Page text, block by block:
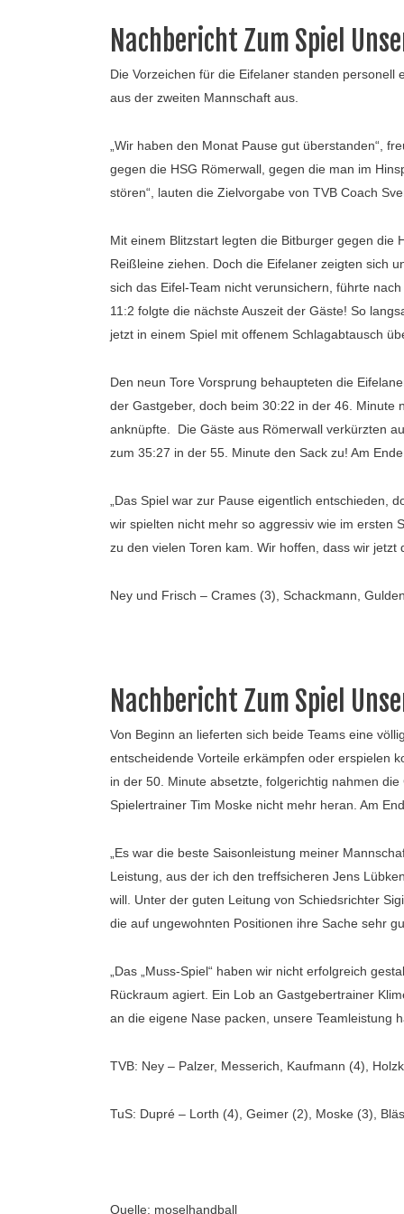
Nachbericht Zum Spiel
Die Vorzeichen für die Eifelaner standen personell
aus der zweiten Mannschaft aus.
„Wir haben den Monat Pause gut überstanden“,
gegen die HSG Römerwall, gegen die man im
stören“, lauten die Zielvorgabe von TVB Coach
Mit einem Blitzstart legten die Bitburger gegen die
Reißleine ziehen. Doch die Eifelaner zeigten sich
sich das Eifel-Team nicht verunsichern, führte
11:2 folgte die nächste Auszeit der Gäste! So
jetzt in einem Spiel mit offenem Schlagabtausch
Den neun Tore Vorsprung behaupteten die
der Gastgeber, doch beim 30:22 in der 46. Minute
anknüpfte. Die Gäste aus Römerwall verkürzten
zum 35:27 in der 55. Minute den Sack zu! Am
„Das Spiel war zur Pause eigentlich
wir spielten nicht mehr so aggressiv wie im ersten
zu den vielen Toren kam. Wir hoffen, dass wir
Ney und Frisch – Crames (3), Schackmann,
Nachbericht Zum Spiel
Von Beginn an lieferten sich beide Teams eine
entscheidende Vorteile erkämpfen oder erspielen
in der 50. Minute absetzte, folgerichtig nahmen
Spielertrainer Tim Moske nicht mehr heran. Am
„Es war die beste Saisonleistung meiner
Leistung, aus der ich den treffsicheren Jens
will. Unter der guten Leitung von Schiedsrichter
die auf ungewohnten Positionen ihre Sache sehr
„Das „Muss-Spiel“ haben wir nicht erfolgreich
Rückraum agiert. Ein Lob an Gastgebertrainer
an die eigene Nase packen, unsere Teamleistung
TVB: Ney – Palzer, Messerich, Kaufmann (4),
TuS: Dupré – Lorth (4), Geimer (2), Moske (3),
Quelle: moselhandball